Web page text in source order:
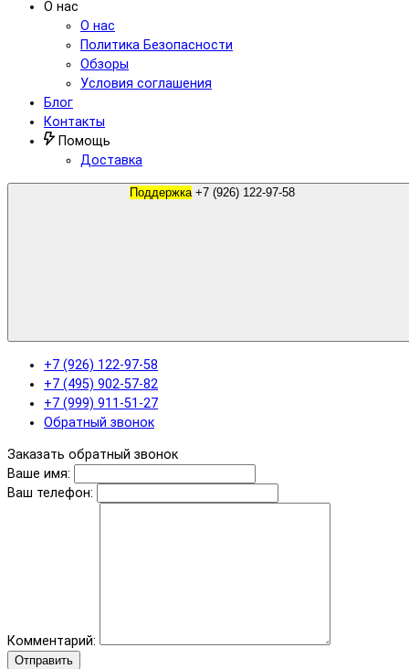
О нас
О нас
Политика Безопасности
Обзоры
Условия соглашения
Блог
Контакты
Помощь
Доставка
Поддержка +7 (926) 122-97-58
+7 (926) 122-97-58
+7 (495) 902-57-82
+7 (999) 911-51-27
Обратный звонок
Заказать обратный звонок
Ваше имя:
Ваш телефон:
Комментарий:
Отправить